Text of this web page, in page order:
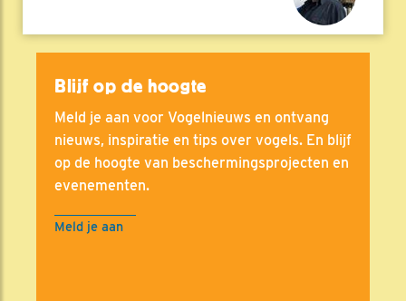
Blijf op de hoogte
Meld je aan voor Vogelnieuws en ontvang
nieuws, inspiratie en tips over vogels. En blijf
op de hoogte van beschermingsprojecten en
evenementen.
Meld je aan